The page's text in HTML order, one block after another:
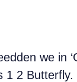
we in
1 2